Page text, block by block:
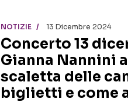
NOTIZIE 13 Dicembre 2024
Concerto 13
Gianna Nannini
scaletta delle
biglietti e come